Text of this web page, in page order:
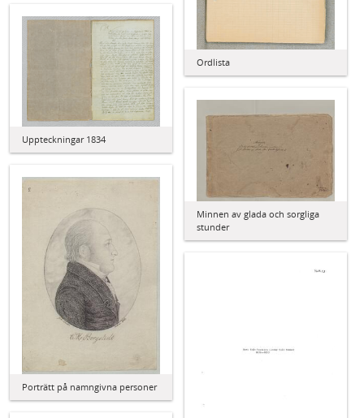
Ordlista
Uppteckningar 1834
Minnen av glada och sorgliga
stunder
Porträtt på namngivna personer